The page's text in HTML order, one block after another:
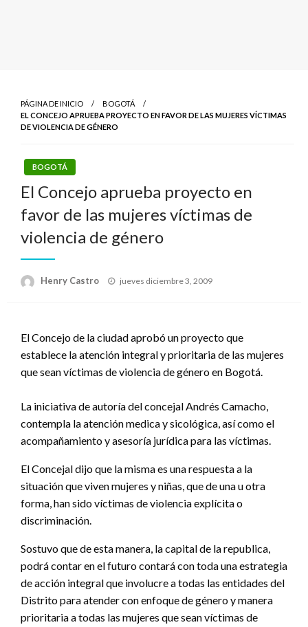
PÁGINA DE INICIO
BOGOTÁ
EL CONCEJO APRUEBA PROYECTO EN FAVOR DE LAS MUJERES VÍCTIMAS
DE VIOLENCIA DE GÉNERO
BOGOTÁ
El Concejo aprueba proyecto en
favor de las mujeres víctimas de
violencia de género
Henry Castro
Publicado
jueves diciembre 3, 2009
El Concejo de la ciudad aprobó un proyecto que
establece la atención integral y prioritaria de las mujeres
que sean víctimas de violencia de género en Bogotá.
La iniciativa de autoría del concejal Andrés Camacho,
contempla la atención medica y sicológica, así como el
acompañamiento y asesoría jurídica para las víctimas.
El Concejal dijo que la misma es una respuesta a la
situación que viven mujeres y niñas, que de una u otra
forma, han sido víctimas de violencia explícita o
discriminación.
Sostuvo que de esta manera, la capital de la republica,
podrá contar en el futuro contará con toda una estrategia
de acción integral que involucre a todas las entidades del
Distrito para atender con enfoque de género y manera
prioritaria a todas las mujeres que sean víctimas de